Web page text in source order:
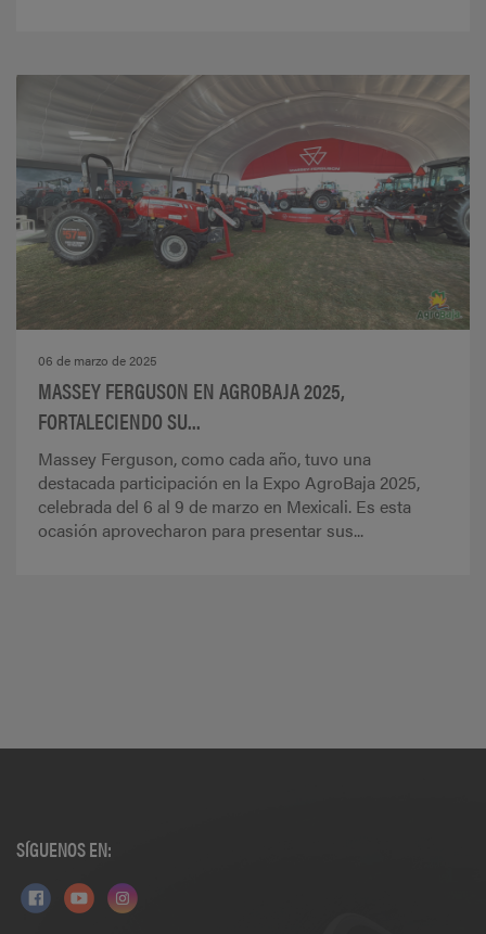
06 de marzo de 2025
MASSEY FERGUSON EN AGROBAJA 2025,
FORTALECIENDO SU...
Massey Ferguson, como cada año, tuvo una
destacada participación en la Expo AgroBaja 2025,
celebrada del 6 al 9 de marzo en Mexicali. Es esta
ocasión aprovecharon para presentar sus...
SÍGUENOS EN: